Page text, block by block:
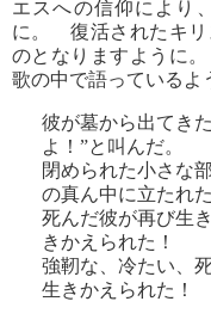
エスへの信仰により
に。 復活されたキリ
のとなりますように
歌の中で語っているよ
彼が墓から出てき
よ！”と叫んだ。
閉められた小さな
の真ん中に立たれた
死んだ彼が再び生
きかえられた！
強靭な、冷たい、
生きかえられた！